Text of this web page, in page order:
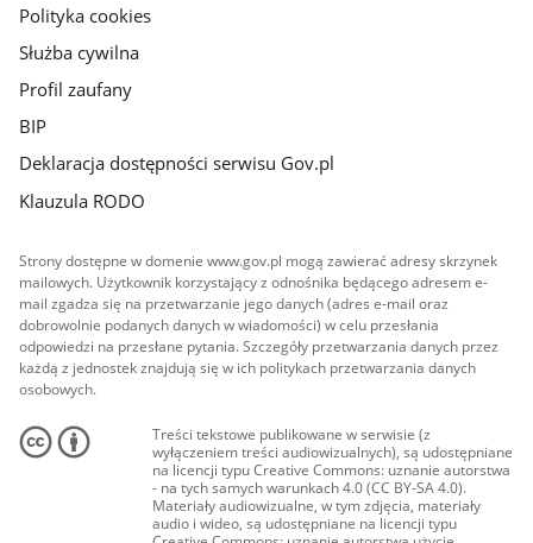
Polityka cookies
Służba cywilna
Profil zaufany
BIP
Deklaracja dostępności serwisu Gov.pl
Klauzula RODO
Strony dostępne w domenie www.gov.pl mogą zawierać adresy skrzynek
mailowych. Użytkownik korzystający z odnośnika będącego adresem e-
mail zgadza się na przetwarzanie jego danych (adres e-mail oraz
dobrowolnie podanych danych w wiadomości) w celu przesłania
odpowiedzi na przesłane pytania. Szczegóły przetwarzania danych przez
każdą z jednostek znajdują się w ich politykach przetwarzania danych
osobowych.
Treści tekstowe publikowane w serwisie (z
wyłączeniem treści audiowizualnych), są udostępniane
na licencji typu Creative Commons: uznanie autorstwa
- na tych samych warunkach 4.0 (CC BY-SA 4.0).
Materiały audiowizualne, w tym zdjęcia, materiały
audio i wideo, są udostępniane na licencji typu